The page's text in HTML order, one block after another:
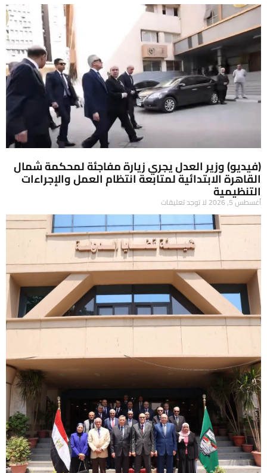
(فيديو) وزير العدل يجري زيارة مفاجئة لمحكمة شمال
القاهرة الابتدائية لمتابعة انتظام العمل والإجراءات
التنظيمية
أغسطس 5, 2026 لا توجد تعليقات